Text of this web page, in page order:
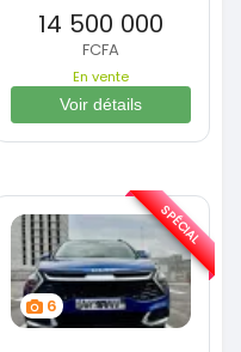
14 500 000
FCFA
En vente
Voir détails
6
SPÉCIAL